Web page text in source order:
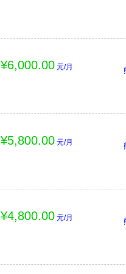
¥6,000.00 元/月
¥5,800.00 元/月
¥4,800.00 元/月